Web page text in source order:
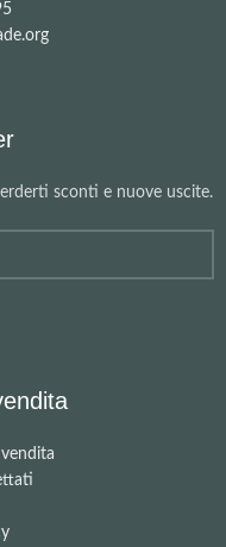
sconti e nuove uscite.
vendita